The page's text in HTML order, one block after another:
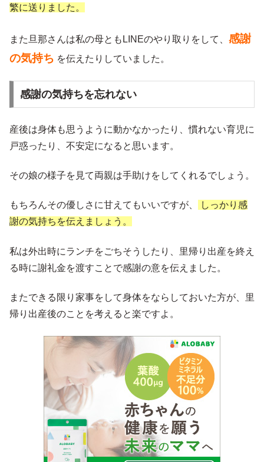
繁に送りました。
また旦那さんは私の母ともLINEのやり取りをして、 感謝
の気持ち を伝えたりしていました。
感謝の気持ちを忘れない
産後は身体も思うように動かなかったり、慣れない育児に
戸惑ったり、不安定になると思います。
その娘の様子を見て両親は手助けをしてくれるでしょう。
もちろんその優しさに甘えてもいいですが、
しっかり感
謝の気持ちを伝えましょう。
私は外出時にランチをごちそうしたり、里帰り出産を終え
る時に謝礼金を渡すことで感謝の意を伝えました。
またできる限り家事をして身体をならしておいた方が、里
帰り出産後のことを考えると楽ですよ。